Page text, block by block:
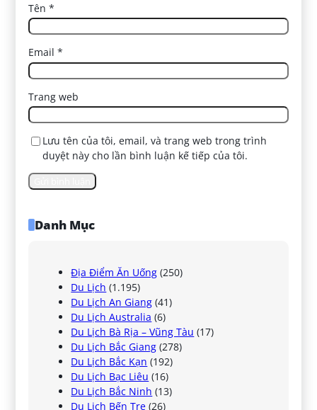
Tên*
Email*
Trang web
Lưu tên của tôi, email, và trang web trong trình
duyệt này cho lần bình luận kế tiếp của tôi.
Danh Mục
Địa Điểm Ăn Uống (250)
Du Lịch (1.195)
Du Lịch An Giang (41)
Du Lịch Australia (6)
Du Lịch Bà Rịa – Vũng Tàu (17)
Du Lịch Bắc Giang (278)
Du Lịch Bắc Kạn (192)
Du Lịch Bạc Liêu (16)
Du Lịch Bắc Ninh (13)
Du Lịch Bến Tre (26)